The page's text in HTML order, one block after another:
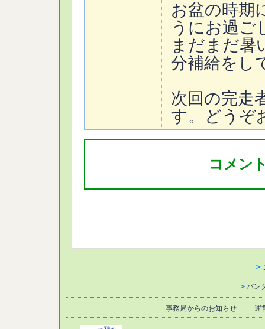
お盆の時期
うにお過ご
まだまだ暑
分補給をし
次回の完走
す。どうぞ
コメン
＞
＞ パン
事務局からのお知らせ 運